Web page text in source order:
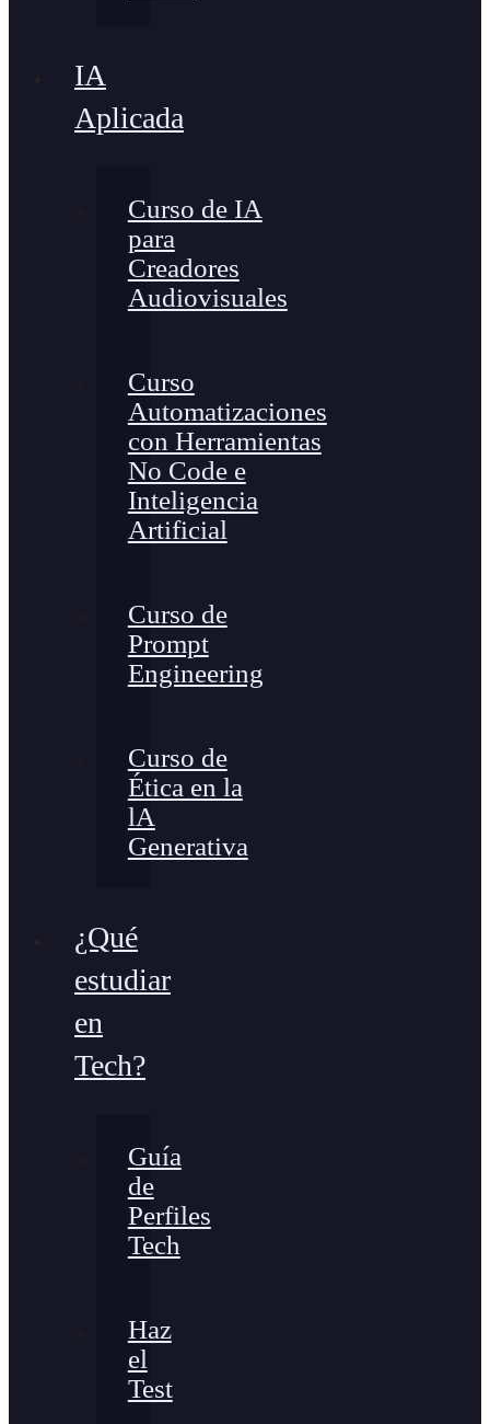
IA
Aplicada
Curso de IA
para
Creadores
Audiovisuales
Curso
Automatizaciones
con Herramientas
No Code e
Inteligencia
Artificial
Curso de
Prompt
Engineering
Curso de
Ética en la
lA
Generativa
¿Qué
estudiar
en
Tech?
Guía
de
Perfiles
Tech
Haz
el
Test